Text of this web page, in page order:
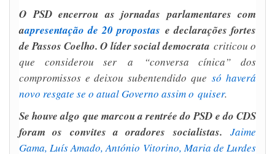
O PSD encerrou as jornadas parlamentares com
aapresentação de 20 propostas e declarações fortes
de Passos Coelho. O líder social democrata criticou o
que considerou ser a “conversa cínica” dos
compromissos e deixou subentendido quesó haverá
novo resgate se o atual Governo assim o quiser.
Se houve algo que marcou a rentrée do PSD e do CDS
foram os convites a oradores socialistas. Jaime
Gama, Luís Amado, António Vitorino, Maria de Lurdes